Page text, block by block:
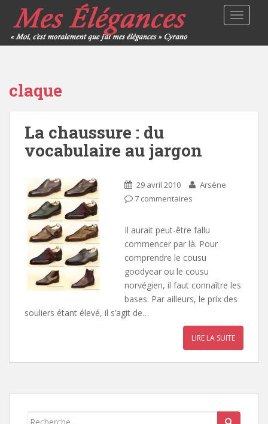
claque
La chaussure : du
vocabulaire au jargon
29 avril 2010
Arsène
7 commentaires
Il aurait peut-être fallu
commencer par là. Pour
comprendre le cousu
goodyear ou le cousu
norvégien, il faut connaître les
bases. Par ailleurs, le prix des
souliers étant élevé, il s’agit de…
LIRE LA SUITE
Search